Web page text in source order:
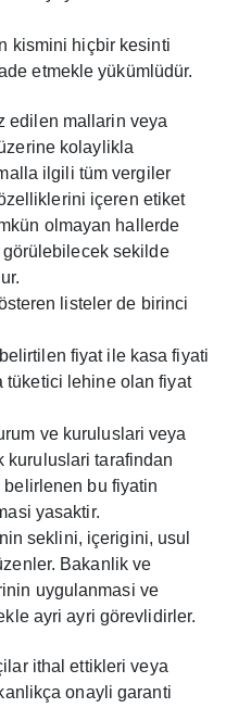
kismini hiçbir kesinti
etmekle yükümlüdür.
edilen mallarin veya
kolaylikla
ilgili tüm vergiler
içeren etiket
olmayan hallerde
sekilde
listeler de birinci
fiyat ile kasa fiyati
tüketici lehine olan fiyat
ve kuruluslari veya
kuruluslari tarafindan
bu fiyatin
yasaktir.
seklini, içerigini, usul
Bakanlik ve
uygulanmasi ve
ayri ayri görevlidirler.
ithal ettikleri veya
onayli garanti